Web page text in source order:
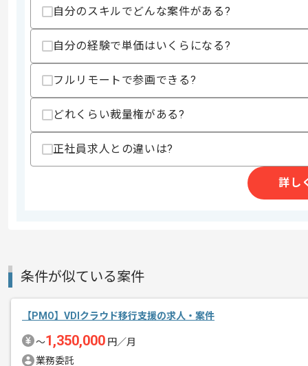
歓迎スキル
・画面設計の経験
・intra-martを使用したPJ経験
スキルに不安がある方へ
その他募集要項
自分のスキルでどんな案件がある?
自分の経験で単価はいくらになる?
フルリモートで参画できる?
どれくらい裁量権がある?
正社員求人との違いは?
詳し
条件が似ている案件
【PMO】VDIクラウド移行支援の求人・案件
〜1,350,000 円／月
業務委託